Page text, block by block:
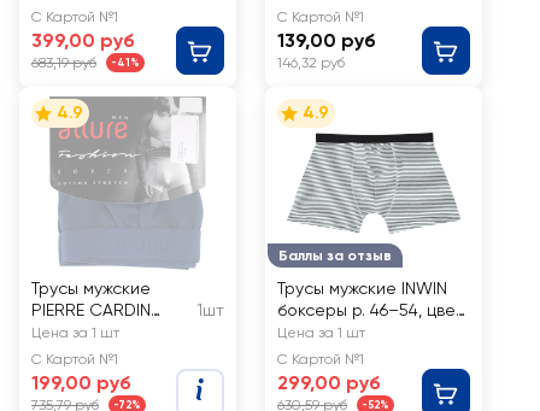
00007
С Картой №1
399,00 руб
683,19 руб -41%
С Картой №1
139,00 руб
146,32 руб
4.9
Трусы мужские
PIERRE CARDIN
боксеры р. 46–56,
цвет blu/grafite,
Арт. PC00008
1шт
Цена за 1 шт
С Картой №1
199,00 руб
735,79 руб -72%
Баллы за отзыв
4.9
Трусы мужские INWIN
боксеры р. 46–54, цвет
серый меланж/белый,
Арт. ATL-24005-B
Цена за 1 шт
С Картой №1
299,00 руб
630,59 руб -52%